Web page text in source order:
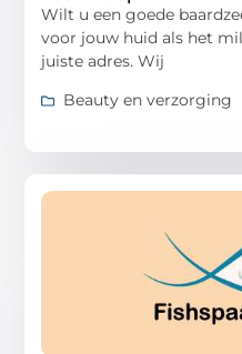
Wilt u een goede
voor jouw huid als het
juiste adres. Wij
Beauty en verzorging